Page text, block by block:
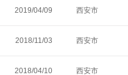
2019/04/09 西安市
2018/11/03 西安市
2018/04/10 西安市